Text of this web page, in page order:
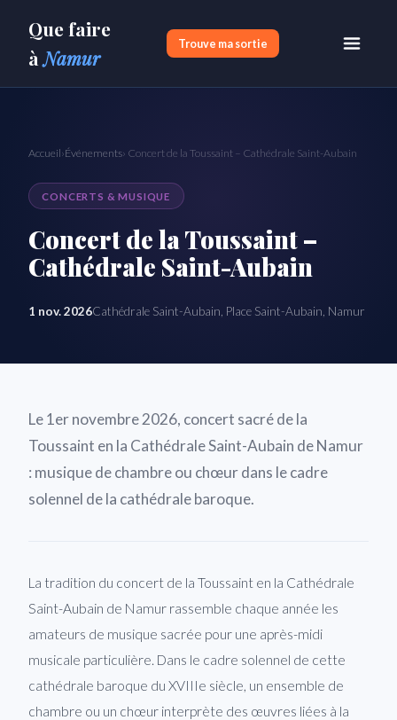
Que faire
àNamur
Trouve ma sortie
Accueil›Événements› Concert de la Toussaint – Cathédrale Saint-Aubain
CONCERTS & MUSIQUE
Concert de la Toussaint –
Cathédrale Saint-Aubain
1 nov. 2026Cathédrale Saint-Aubain, Place Saint-Aubain, Namur
Le 1er novembre 2026, concert sacré de la
Toussaint en la Cathédrale Saint-Aubain de Namur
: musique de chambre ou chœur dans le cadre
solennel de la cathédrale baroque.
La tradition du concert de la Toussaint en la Cathédrale
Saint-Aubain de Namur rassemble chaque année les
amateurs de musique sacrée pour une après-midi
musicale particulière. Dans le cadre solennel de cette
cathédrale baroque du XVIIIe siècle, un ensemble de
chambre ou un chœur interprète des œuvres liées à la